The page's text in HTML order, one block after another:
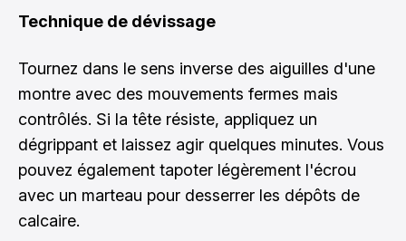
Technique de dévissage
Tournez dans le sens inverse des aiguilles d'une
montre avec des mouvements fermes mais
contrôlés. Si la tête résiste, appliquez un
dégrippant et laissez agir quelques minutes. Vous
pouvez également tapoter légèrement l'écrou
avec un marteau pour desserrer les dépôts de
calcaire.